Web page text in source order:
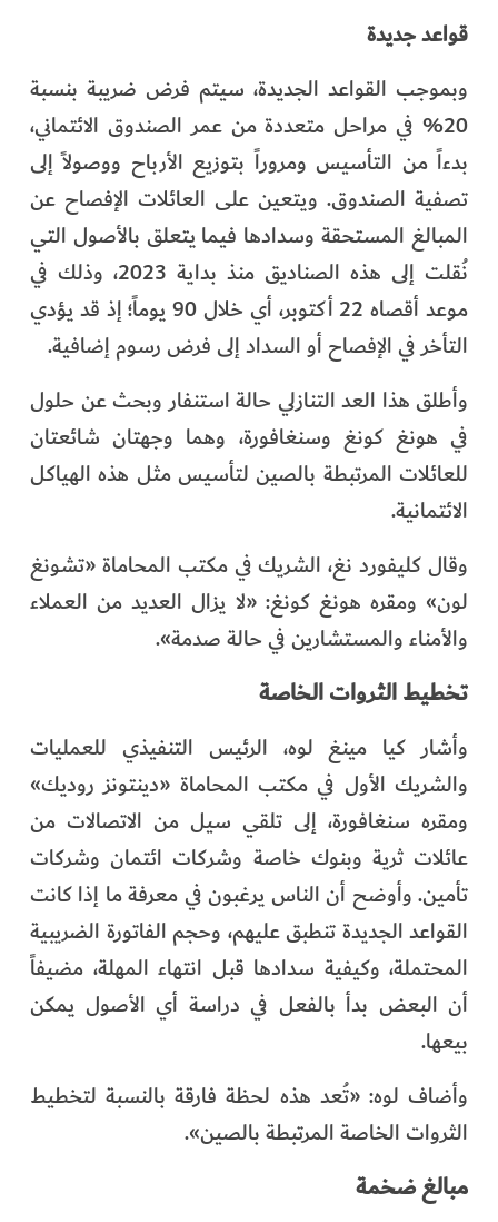
قواعد جديدة
وبموجب القواعد الجديدة، سيتم فرض ضريبة بنسبة
20% في مراحل متعددة من عمر الصندوق الائتماني،
بدءاً من التأسيس ومروراً بتوزيع الأرباح ووصولاً إلى
تصفية الصندوق. ويتعين على العائلات الإفصاح عن
المبالغ المستحقة وسدادها فيما يتعلق بالأصول التي
نُقلت إلى هذه الصناديق منذ بداية 2023، وذلك في
موعد أقصاه 22 أكتوبر، أي خلال 90 يوماً؛ إذ قد يؤدي
التأخر في الإفصاح أو السداد إلى فرض رسوم إضافية.
وأطلق هذا العد التنازلي حالة استنفار وبحث عن حلول
في هونغ كونغ وسنغافورة، وهما وجهتان شائعتان
للعائلات المرتبطة بالصين لتأسيس مثل هذه الهياكل
الائتمانية.
وقال كليفورد نغ، الشريك في مكتب المحاماة «تشونغ
لون» ومقره هونغ كونغ: «لا يزال العديد من العملاء
والأمناء والمستشارين في حالة صدمة».
تخطيط الثروات الخاصة
وأشار كيا مينغ لوه، الرئيس التنفيذي للعمليات
والشريك الأول في مكتب المحاماة «دينتونز روديك»
ومقره سنغافورة، إلى تلقي سيل من الاتصالات من
عائلات ثرية وبنوك خاصة وشركات ائتمان وشركات
تأمين. وأوضح أن الناس يرغبون في معرفة ما إذا كانت
القواعد الجديدة تنطبق عليهم، وحجم الفاتورة الضريبية
المحتملة، وكيفية سدادها قبل انتهاء المهلة، مضيفاً
أن البعض بدأ بالفعل في دراسة أي الأصول يمكن
بيعها.
وأضاف لوه: «تُعد هذه لحظة فارقة بالنسبة لتخطيط
الثروات الخاصة المرتبطة بالصين».
مبالغ ضخمة